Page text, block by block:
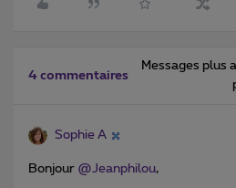
4 commentaires
Messages plus
Sophie A
Bonjour @Jeanphilou,